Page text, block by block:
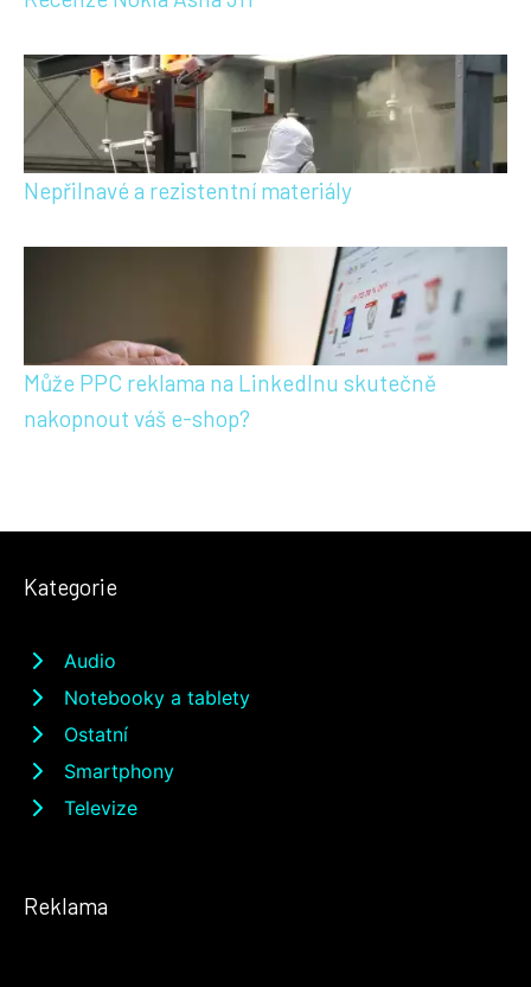
Nepřilnavé a rezistentní materiály
Může PPC reklama na LinkedInu skutečně
nakopnout váš e-shop?
Kategorie
Audio
Notebooky a tablety
Ostatní
Smartphony
Televize
Reklama